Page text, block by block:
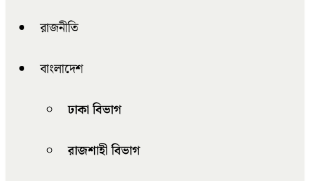
রাজনীতি
বাংলাদেশ
ঢাকা বিভাগ
রাজশাহী বিভাগ